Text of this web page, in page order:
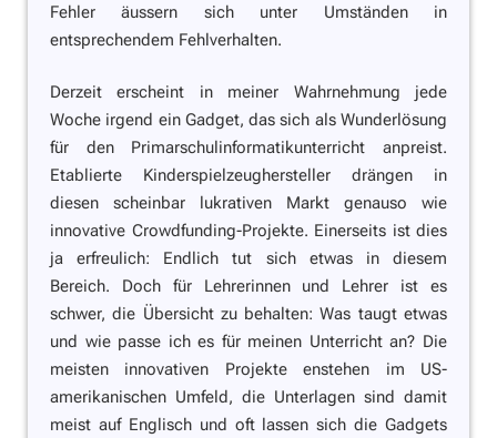
Fehler äussern sich unter Umständen in
entsprechendem Fehlverhalten.
Derzeit erscheint in meiner Wahrnehmung jede
Woche irgend ein Gadget, das sich als Wunderlösung
für den Primarschulinformatikunterricht anpreist.
Etablierte Kinderspielzeughersteller drängen in
diesen scheinbar lukrativen Markt genauso wie
innovative Crowdfunding-Projekte. Einerseits ist dies
ja erfreulich: Endlich tut sich etwas in diesem
Bereich. Doch für Lehrerinnen und Lehrer ist es
schwer, die Übersicht zu behalten: Was taugt etwas
und wie passe ich es für meinen Unterricht an? Die
meisten innovativen Projekte enstehen im US-
amerikanischen Umfeld, die Unterlagen sind damit
meist auf Englisch und oft lassen sich die Gadgets